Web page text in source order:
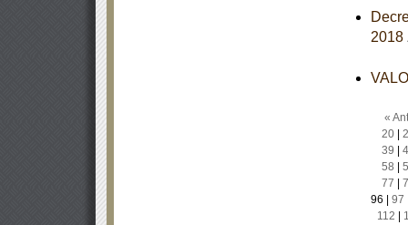
2018
«
20|
39
58
77
96
97
112